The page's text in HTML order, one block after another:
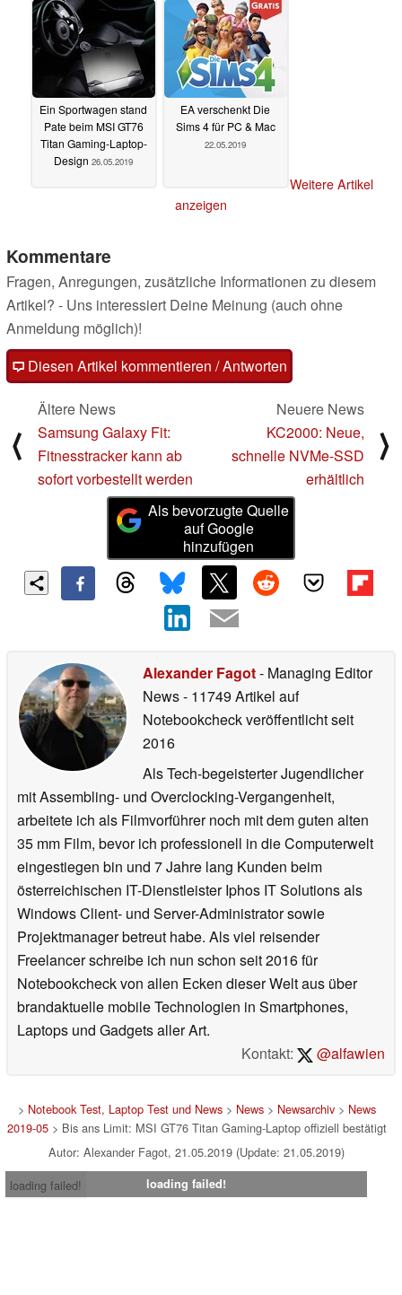
Ein Sportwagen stand
Pate beim MSI GT76
Titan Gaming-Laptop-
Design 26.05.2019
EA verschenkt Die
Sims 4 für PC & Mac
22.05.2019
Weitere Artikel
anzeigen
Kommentare
Fragen, Anregungen, zusätzliche Informationen zu diesem
Artikel? - Uns interessiert Deine Meinung (auch ohne
Anmeldung möglich)!
Diesen Artikel kommentieren / Antworten
⟨
Ältere News
Samsung Galaxy Fit:
Fitnesstracker kann ab
sofort vorbestellt werden
Neuere News
KC2000: Neue,
schnelle NVMe-SSD
erhältlich
⟩
Als bevorzugte Quelle
auf Google
hinzufügen
Alexander Fagot- Managing Editor
News- 11749 Artikel auf
Notebookcheck veröffentlichtseit
2016
Als Tech-begeisterter Jugendlicher
mit Assembling- und Overclocking-Vergangenheit,
arbeitete ich als Filmvorführer noch mit dem guten alten
35 mm Film, bevor ich professionell in die Computerwelt
eingestiegen bin und 7 Jahre lang Kunden beim
österreichischen IT-Dienstleister Iphos IT Solutions als
Windows Client- und Server-Administrator sowie
Projektmanager betreut habe. Als viel reisender
Freelancer schreibe ich nun schon seit 2016 für
Notebookcheck von allen Ecken dieser Welt aus über
brandaktuelle mobile Technologien in Smartphones,
Laptops und Gadgets aller Art.
Kontakt:
@alfawien
> Notebook Test, Laptop Test und News> News> Newsarchiv> News
2019-05> Bis ans Limit: MSI GT76 Titan Gaming-Laptop offiziell bestätigt
Autor: Alexander Fagot, 21.05.2019 (Update: 21.05.2019)
loading failed!
loading failed!